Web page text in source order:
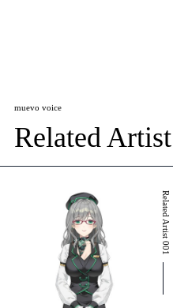
muevo voice
Related Artist
Related Artist 001